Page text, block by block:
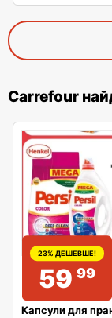
Carrefour
23% ДЕШЕВШЕ!
59 99
Капсули для